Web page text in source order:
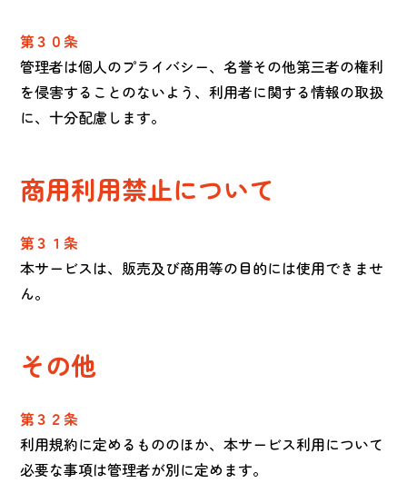
第３０条
管理者は個人のプライバシー、名誉その他第三者の権利
を侵害することのないよう、利用者に関する情報の取扱
に、十分配慮します。
商用利用禁止について
第３１条
本サービスは、販売及び商用等の目的には使用できませ
ん。
その他
第３２条
利用規約に定めるもののほか、本サービス利用について
必要な事項は管理者が別に定めます。